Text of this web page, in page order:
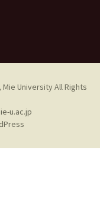
University All Rights
u.ac.jp